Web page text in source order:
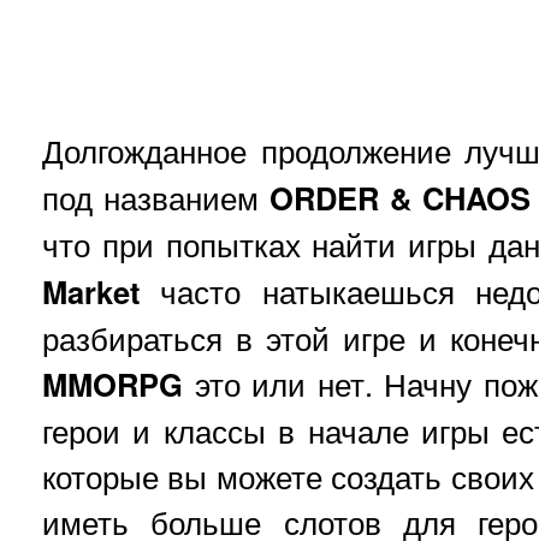
Долгожданное продолжение
под названием ORDER & CHAOS
что при попытках найти игры
Market часто натыкаешься
разбираться в этой игре и
MMORPG это или нет. Начну
герои и классы в начале игры
которые вы можете создать
иметь больше слотов для